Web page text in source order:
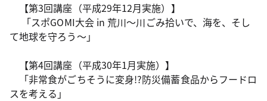
【第3回講座（平成29年12月実施）】
「スポGOMI大会 in 荒川～川ごみ拾いで、海を、そし
て地球を守ろう～」
【第4回講座（平成30年1月実施）】
「非常食がごちそうに変身!?防災備蓄食品からフードロ
スを考える」